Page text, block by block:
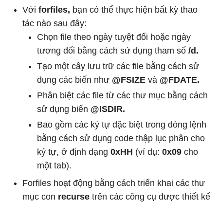
Với forfiles, bạn có thể thực hiện bất kỳ thao
tác nào sau đây:
Chọn file theo ngày tuyệt đối hoặc ngày
tương đối bằng cách sử dụng tham số /d.
Tạo một cây lưu trữ các file bằng cách sử
dụng các biến như @FSIZE và @FDATE.
Phân biệt các file từ các thư mục bằng cách
sử dụng biến @ISDIR.
Bao gồm các ký tự đặc biệt trong dòng lệnh
bằng cách sử dụng code thập lục phân cho
ký tự, ở định dạng 0xHH (ví dụ: 0x09 cho
một tab).
Forfiles hoạt động bằng cách triển khai các thư
mục con recurse trên các công cụ được thiết kế